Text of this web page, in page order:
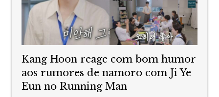
Kang Hoon reage com bom humor
aos rumores de namoro com Ji Ye
Eun no Running Man